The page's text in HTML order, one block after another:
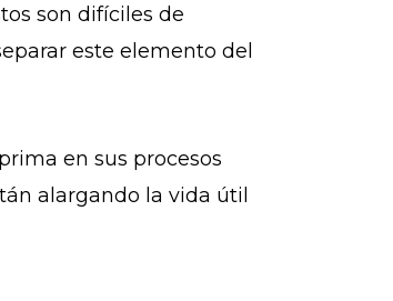
son difíciles de
este elemento del
en sus procesos
alargando la vida útil